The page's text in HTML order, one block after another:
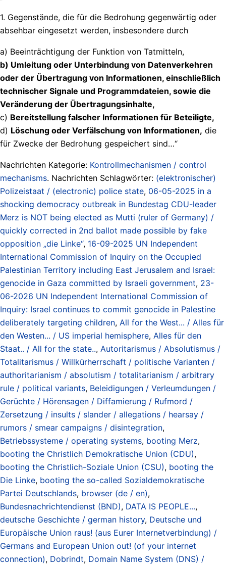
1. Gegenstände, die für die Bedrohung gegenwärtig oder
absehbar eingesetzt werden, insbesondere durch
a) Beeinträchtigung der Funktion von Tatmitteln,
b) Umleitung oder Unterbindung von Datenverkehren
oder der Übertragung von Informationen, einschließlich
technischer Signale und Programmdateien, sowie die
Veränderung der Übertragungsinhalte,
c) Bereitstellung falscher Informationen für Beteiligte,
d) Löschung oder Verfälschung von Informationen, die
für Zwecke der Bedrohung gespeichert sind…“
Nachrichten Kategorie: Kontrollmechanismen / control
mechanisms. Nachrichten Schlagwörter: (elektronischer)
Polizeistaat / (electronic) police state, 06-05-2025 in a
shocking democracy outbreak in Bundestag CDU-leader
Merz is NOT being elected as Mutti (ruler of Germany) /
quickly corrected in 2nd ballot made possible by fake
opposition „die Linke“, 16-09-2025 UN Independent
International Commission of Inquiry on the Occupied
Palestinian Territory including East Jerusalem and Israel:
genocide in Gaza committed by Israeli government, 23-
06-2026 UN Independent International Commission of
Inquiry: Israel continues to commit genocide in Palestine
deliberately targeting children, All for the West... / Alles für
den Westen... / US imperial hemisphere, Alles für den
Staat.. / All for the state.., Autoritarismus / Absolutismus /
Totalitarismus / Willkürherrschaft / politische Varianten /
authoritarianism / absolutism / totalitarianism / arbitrary
rule / political variants, Beleidigungen / Verleumdungen /
Gerüchte / Hörensagen / Diffamierung / Rufmord /
Zersetzung / insults / slander / allegations / hearsay /
rumors / smear campaigns / disintegration,
Betriebssysteme / operating systems, booting Merz,
booting the Christlich Demokratische Union (CDU),
booting the Christlich-Soziale Union (CSU), booting the
Die Linke, booting the so-called Sozialdemokratische
Partei Deutschlands, browser (de / en),
Bundesnachrichtendienst (BND), DATA IS PEOPLE...,
deutsche Geschichte / german history, Deutsche und
Europäische Union raus! (aus Eurer Internetverbindung) /
Germans and European Union out! (of your internet
connection), Dobrindt, Domain Name System (DNS) /